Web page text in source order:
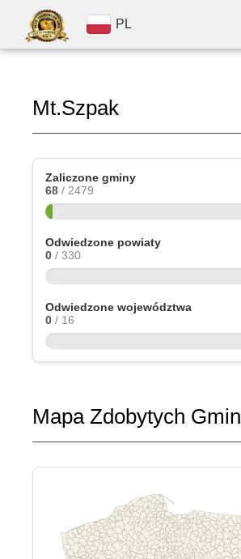
PL
Mt.Szpak
Zaliczone gminy
68 / 2479
Odwiedzone powiaty
0 / 330
Odwiedzone województwa
0 / 16
Mapa Zdobytych Gmin